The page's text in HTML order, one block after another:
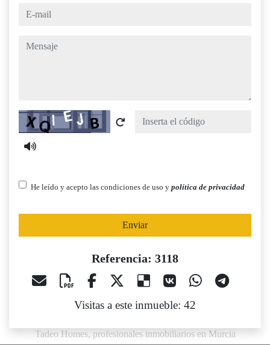
e-mail
mensaje
Captcha
He leído y acepto las condiciones de uso y política de privacidad
Enviar
Referencia: 3118
Visitas a este inmueble: 42
Tadeo Homes, profesionales inmobiliarios en Murcia